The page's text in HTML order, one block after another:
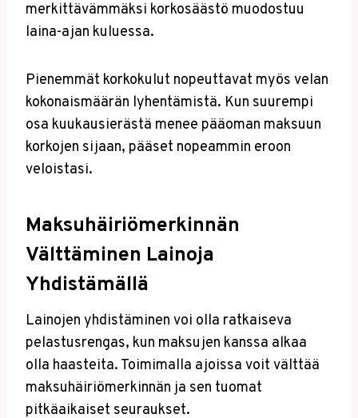
merkittävämmäksi korkosäästö muodostuu
laina-ajan kuluessa.
Pienemmät korkokulut nopeuttavat myös velan
kokonaismäärän lyhentämistä. Kun suurempi
osa kuukausierästä menee pääoman maksuun
korkojen sijaan, pääset nopeammin eroon
veloistasi.
Maksuhäiriömerkinnän
Välttäminen Lainoja
Yhdistämällä
Lainojen yhdistäminen voi olla ratkaiseva
pelastusrengas, kun maksujen kanssa alkaa
olla haasteita. Toimimalla ajoissa voit välttää
maksuhäiriömerkinnän ja sen tuomat
pitkäaikaiset seuraukset.